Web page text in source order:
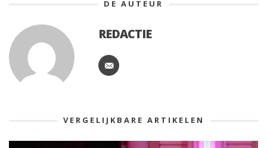
DE AUTEUR
REDACTIE
VERGELIJKBARE ARTIKELEN